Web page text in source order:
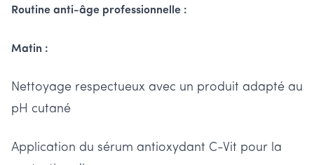
Routine anti-âge professionnelle :
Matin :
Nettoyage respectueux avec un produit adapté au
pH cutané
Application du sérum antioxydant C-Vit pour la